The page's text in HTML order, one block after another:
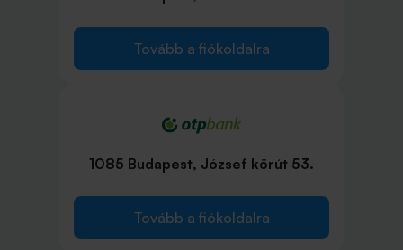
Tovább a fiókoldalra
1085 Budapest, József körút 53.
Tovább a fiókoldalra